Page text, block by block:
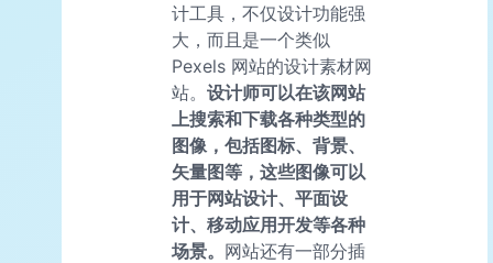
计工具，不仅设计功能强
大，而且是一个类似
Pexels 网站的设计素材网
站。 设计师可以在该网站
上搜索和下载各种类型的
图像，包括图标、背景、
矢量图等，这些图像可以
用于网站设计、平面设
计、移动应用开发等各种
场景。 网站还有一部分插